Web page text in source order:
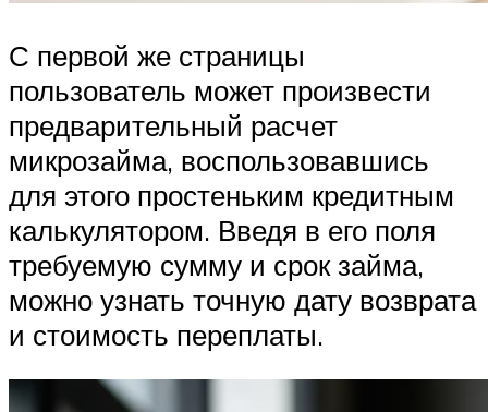
С первой же страницы
пользователь может произвести
предварительный расчет
микрозайма, воспользовавшись
для этого простеньким кредитным
калькулятором. Введя в его поля
требуемую сумму и срок займа,
можно узнать точную дату возврата
и стоимость переплаты.